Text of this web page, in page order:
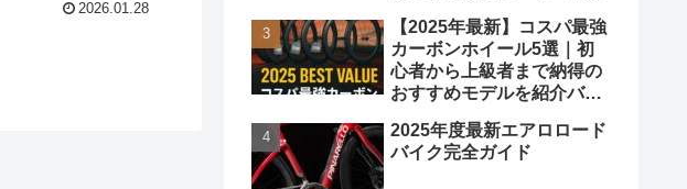
2026.01.28
【2025年最新】コスパ最強
カーボンホイール5選｜初
心者から上級者まで納得の
おすすめモデルを紹介バカ
2025年度最新エアロロード
バイク完全ガイド